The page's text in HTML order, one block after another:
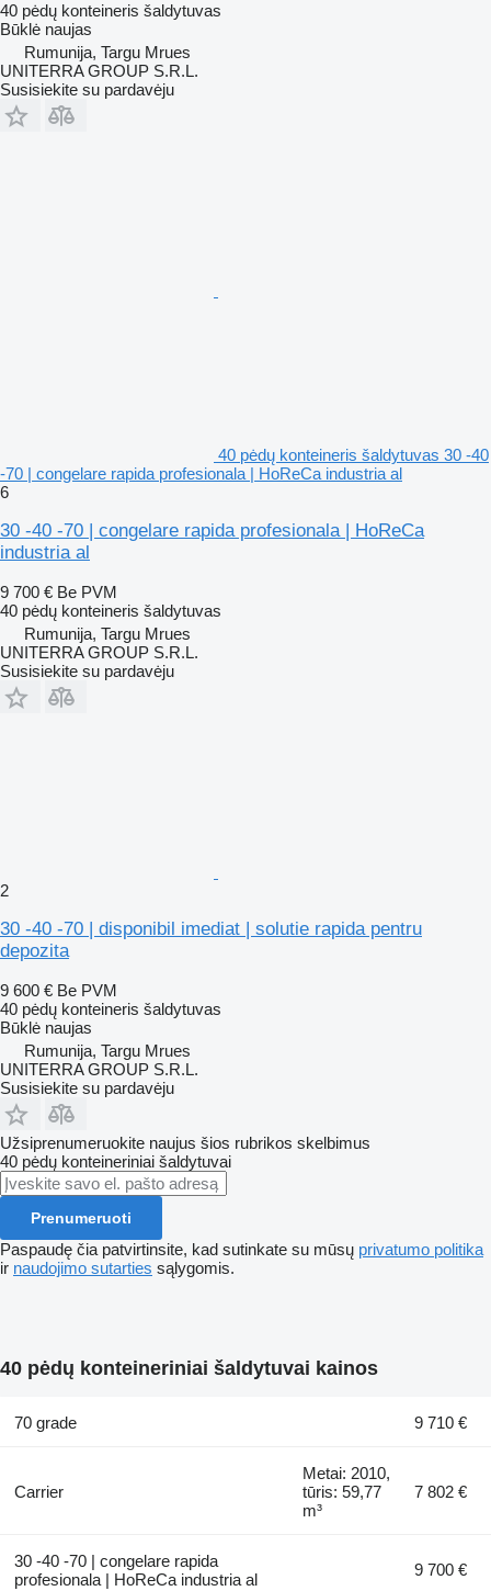
40 pėdų konteineris šaldytuvas
Būklė naujas
Rumunija, Targu Mrues
UNITERRA GROUP S.R.L.
Susisiekite su pardavėju
40 pėdų konteineris šaldytuvas 30 -40
-70 | congelare rapida profesionala | HoReCa industria al
6
30 -40 -70 | congelare rapida profesionala | HoReCa
industria al
9 700 € Be PVM
40 pėdų konteineris šaldytuvas
Rumunija, Targu Mrues
UNITERRA GROUP S.R.L.
Susisiekite su pardavėju
2
30 -40 -70 | disponibil imediat | solutie rapida pentru
depozita
9 600 € Be PVM
40 pėdų konteineris šaldytuvas
Būklė naujas
Rumunija, Targu Mrues
UNITERRA GROUP S.R.L.
Susisiekite su pardavėju
Užsiprenumeruokite naujus šios rubrikos skelbimus
40 pėdų konteineriniai šaldytuvai
Prenumeruoti
Paspaudę čia patvirtinsite, kad sutinkate su mūsų privatumo politika
ir naudojimo sutarties sąlygomis.
40 pėdų konteineriniai šaldytuvai kainos
70 grade 9 710 €
Carrier
Metai: 2010,
tūris: 59,77
m³
7 802 €
30 -40 -70 | congelare rapida
profesionala | HoReCa industria al
9 700 €